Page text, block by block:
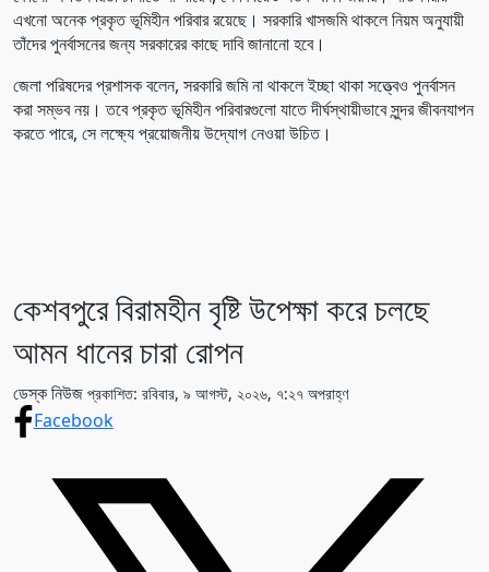
এখনো অনেক প্রকৃত ভূমিহীন পরিবার রয়েছে। সরকারি খাসজমি থাকলে নিয়ম অনুযায়ী
তাঁদের পুনর্বাসনের জন্য সরকারের কাছে দাবি জানানো হবে।
জেলা পরিষদের প্রশাসক বলেন, সরকারি জমি না থাকলে ইচ্ছা থাকা সত্ত্বেও পুনর্বাসন
করা সম্ভব নয়। তবে প্রকৃত ভূমিহীন পরিবারগুলো যাতে দীর্ঘস্থায়ীভাবে সুন্দর জীবনযাপন
করতে পারে, সে লক্ষ্যে প্রয়োজনীয় উদ্যোগ নেওয়া উচিত।
কেশবপুরে বিরামহীন বৃষ্টি উপেক্ষা করে চলছে
আমন ধানের চারা রোপন
ডেস্ক নিউজ প্রকাশিত: রবিবার, ৯ আগস্ট, ২০২৬, ৭:২৭ অপরাহ্ণ
Facebook